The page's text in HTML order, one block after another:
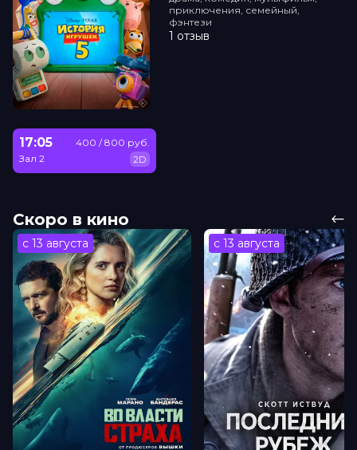
приключения, семейный,
фэнтези
1 отзыв
17:05
Зал 2
400 / 800 руб.
2D
Скоро в кино
с 13 августа с 13 августа